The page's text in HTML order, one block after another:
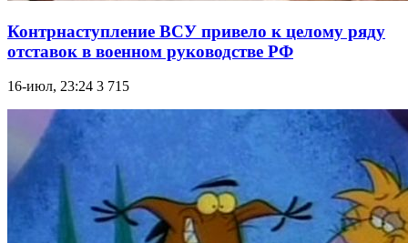
Контрнаступление ВСУ привело к целому ряду
отставок в военном руководстве РФ
16-июл, 23:24 3 715